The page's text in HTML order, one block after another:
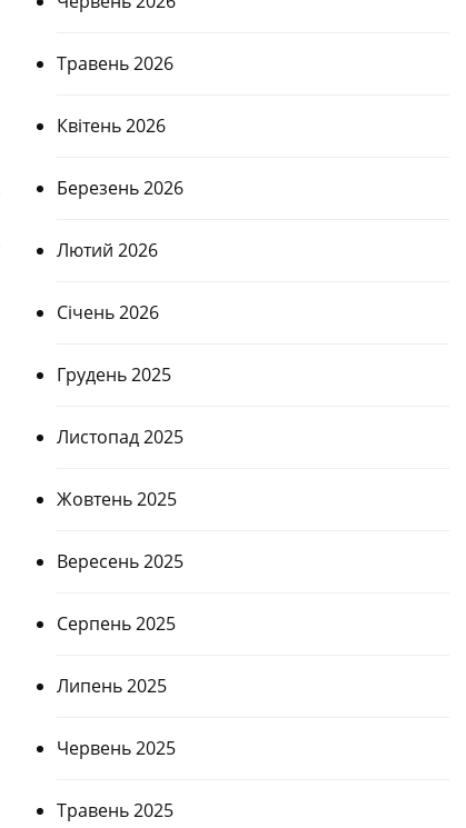
Травень 2026
Квітень 2026
Березень 2026
Лютий 2026
Січень 2026
Грудень 2025
Листопад 2025
Жовтень 2025
Вересень 2025
Серпень 2025
Липень 2025
Червень 2025
Травень 2025